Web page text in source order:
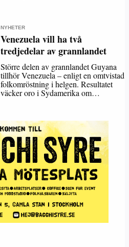
NYHETER
Venezuela vill ha två
tredjedelar av grannlandet
Större delen av grannlandet Guyana
tillhör Venezuela – enligt en omtvistad
folkomröstning i helgen. Resultatet
väcker oro i Sydamerika om…